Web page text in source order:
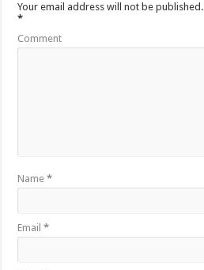
Your email address will not be published.
*
Comment
Name*
Email*